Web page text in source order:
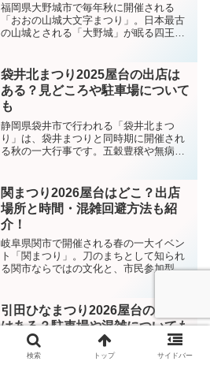
福岡県大野城市で毎年秋に開催される
「おおの山城大文字まつり」。日本最古
の山城とされる「大野城」が眠る四王寺
（土）・28日（日）の2日間にわたり開催
され、幻想的な「...
袋井北まつり2025屋台の出店は
ある？見どころや駐車場について
も
静岡県袋井市で行われる「袋井北まつ
り」は、袋井まつりと同時期に開催され
る秋の一大行事です。五穀豊穣や無病息
点の屋台曳き廻しや熱気あふれる手木合
わせが大きな見どころ。本記...
関まつり2026屋台はどこ？出店
場所と時間・混雑回避方法も紹
介！
岐阜県関市で開催される春の一大イベン
ト「関まつり」。刀のまちとして知られ
る関市ならではの文化と、市民参加型の
クール」は、光に包まれた幻想的な光景
が広がり、写真映えスポッ...
引田ひなまつり2026屋台の出店
はある？駐車場や混雑についても
春の訪れを告げる風物詩として、香川県
東かがわ市で親しまれている「引田ひな
検索 トップ サイドバー